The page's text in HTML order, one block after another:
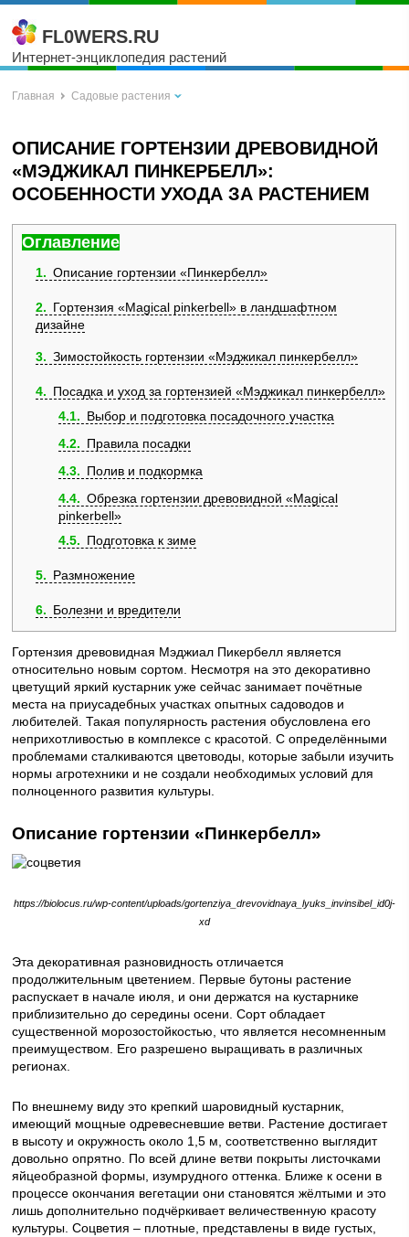
FL0WERS.RU
Интернет-энциклопедия растений
Главная Садовые растения
ОПИСАНИЕ ГОРТЕНЗИИ ДРЕВОВИДНОЙ
«МЭДЖИКАЛ ПИНКЕРБЕЛЛ»:
ОСОБЕННОСТИ УХОДА ЗА РАСТЕНИЕМ
Оглавление
1 Описание гортензии «Пинкербелл»
2
Гортензия «Magical pinkerbell» в ландшафтном
дизайне
3 Зимостойкость гортензии «Мэджикал пинкербелл»
4
Посадка и уход за гортензией «Мэджикал пинкербелл»
4.1
Выбор и подготовка посадочного участка
4.2
Правила посадки
4.3
Полив и подкормка
4.4
Обрезка гортензии древовидной «Мagical
pinkerbell»
4.5
Подготовка к зиме
5 Размножение
6 Болезни и вредители
Гортензия древовидная Мэджиал Пикербелл является
относительно новым сортом. Несмотря на это декоративно
цветущий яркий кустарник уже сейчас занимает почётные
места на приусадебных участках опытных садоводов и
любителей. Такая популярность растения обусловлена его
неприхотливостью в комплексе с красотой. С определёнными
проблемами сталкиваются цветоводы, которые забыли изучить
нормы агротехники и не создали необходимых условий для
полноценного развития культуры.
Описание гортензии «Пинкербелл»
https://biolocus.ru/wp-content/uploads/gortenziya_drevovidnaya_lyuks_invinsibel_id0j-
xd
Эта декоративная разновидность отличается
продолжительным цветением. Первые бутоны растение
распускает в начале июля, и они держатся на кустарнике
приблизительно до середины осени. Сорт обладает
существенной морозостойкостью, что является несомненным
преимуществом. Его разрешено выращивать в различных
регионах.
По внешнему виду это крепкий шаровидный кустарник,
имеющий мощные одревесневшие ветви. Растение достигает
в высоту и окружность около 1,5 м, соответственно выглядит
довольно опрятно. По всей длине ветви покрыты листочками
яйцеобразной формы, изумрудного оттенка. Ближе к осени в
процессе окончания вегетации они становятся жёлтыми и это
лишь дополнительно подчёркивает величественную красоту
культуры. Соцветия – плотные, представлены в виде густых,